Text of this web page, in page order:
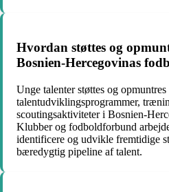
Hvordan støttes og
Bosnien-Hercegovinas
Unge talenter støttes og opmuntres
talentudviklingsprogrammer,
scoutingsaktiviteter i Bosnien-
Klubber og fodboldforbund
identificere og udvikle fremtidige
bæredygtig pipeline af talent.